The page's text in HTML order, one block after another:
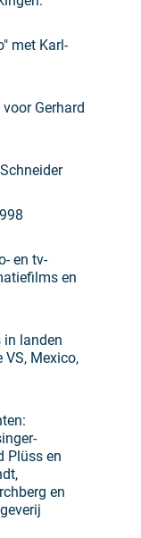
met Karl-
Gerhard
en tv-
en
in landen
VS, Mexico,
Plüss en
en